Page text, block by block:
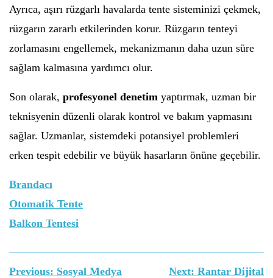
Ayrıca, aşırı rüzgarlı havalarda tente sisteminizi çekmek,
rüzgarın zararlı etkilerinden korur. Rüzgarın tenteyi
zorlamasını engellemek, mekanizmanın daha uzun süre
sağlam kalmasına yardımcı olur.
Son olarak, profesyonel denetim yaptırmak, uzman bir
teknisyenin düzenli olarak kontrol ve bakım yapmasını
sağlar. Uzmanlar, sistemdeki potansiyel problemleri
erken tespit edebilir ve büyük hasarların önüne geçebilir.
Brandacı
Otomatik Tente
Balkon Tentesi
Yazı
Previous: Sosyal Medya Next: Rantar Dijital